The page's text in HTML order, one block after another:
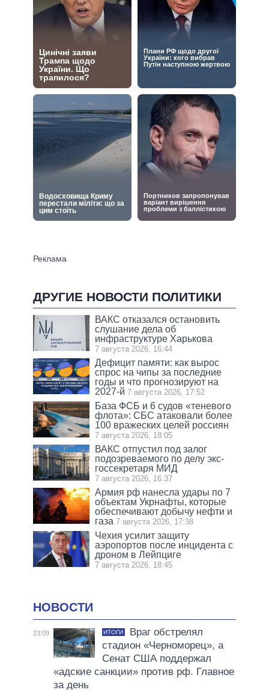
ДРУГИЕ НОВОСТИ ПОЛИТИКИ
ВАКС отказался остановить
слушание дела об
инфраструктуре Харькова
7 августа 2026, 16:44
Дефицит памяти: как вырос
спрос на чипы за последние
годы и что прогнозируют на
2027-й 7 августа 2026, 17:52
База ФСБ и 6 судов «теневого
флота»: СБС атаковали более
100 вражеских целей россиян
7 августа 2026, 18:05
ВАКС отпустил под залог
подозреваемого по делу экс-
госсекретаря МИД
7 августа 2026, 16:37
Армия рф нанесла удары по 7
объектам Укрнафты, которые
обеспечивают добычу нефти и
газа 7 августа 2026, 17:38
Чехия усилит защиту
аэропортов после инцидента с
дроном в Лейпциге
7 августа 2026, 18:45
НОВОСТИ
23:09 ИТОГИ
Враг обстрелял
стадион «Черноморец», а
Сенат США поддержал
«адские санкции» против рф. Главное
за день